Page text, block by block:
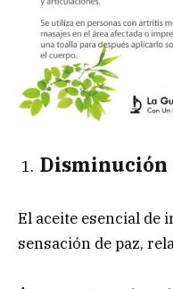
Disminución
El aceite esencial de
sensación de paz,